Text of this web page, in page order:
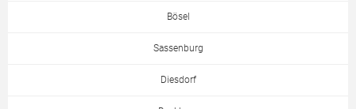
Bösel
Sassenburg
Diesdorf